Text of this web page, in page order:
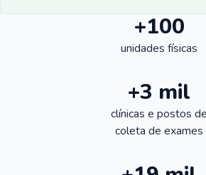
+100
unidades físicas
+3 mil
clínicas e postos de
coleta de exames